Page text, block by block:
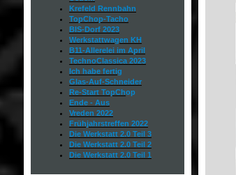
Krefeld Rennbahn
TopChop-Tacho
BIS-Dorf 2023
Werkstattwagen KH
B11-Allerelei im April
TechnoClassica 2023
Ich habe fertig
Glas-Auf-Schneider
Re-Start TopChop
Ende - Aus
Vreden 2022
Frühjahrstreffen 2022
Die Werkstatt 2.0 Teil 3
Die Werkstatt 2.0 Teil 2
Die Werkstatt 2.0 Teil 1